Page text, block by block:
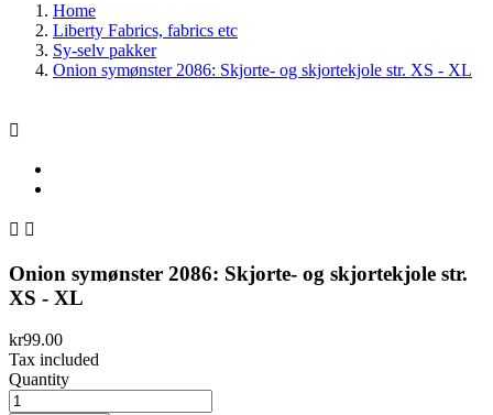
Home
Liberty Fabrics, fabrics etc
Sy-selv pakker
Onion symønster 2086: Skjorte- og skjortekjole str. XS - XL

 
Onion symønster 2086: Skjorte- og skjortekjole str.
XS - XL
kr99.00
Tax included
Quantity